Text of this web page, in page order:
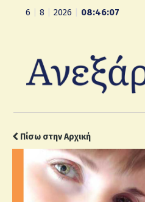
6 8 2026 08:46:08
Πίσω στην Αρχική